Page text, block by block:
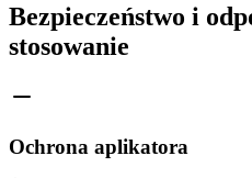
Bezpieczeństwo i
stosowanie
Ochrona aplikatora